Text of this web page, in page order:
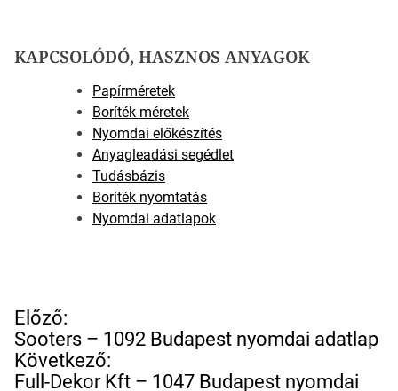
KAPCSOLÓDÓ, HASZNOS ANYAGOK
Papírméretek
Boríték méretek
Nyomdai előkészítés
Anyagleadási segédlet
Tudásbázis
Boríték nyomtatás
Nyomdai adatlapok
B
e
j
e
Előző:
Sooters – 1092 Budapest nyomdai adatlap
Következő:
Full-Dekor Kft – 1047 Budapest nyomdai